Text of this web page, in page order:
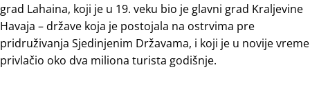
grad Lahaina, koji je u 19. veku bio je glavni grad Kraljevine
Havaja – države koja je postojala na ostrvima pre
pridruživanja Sjedinjenim Državama, i koji je u novije vreme
privlačio oko dva miliona turista godišnje.